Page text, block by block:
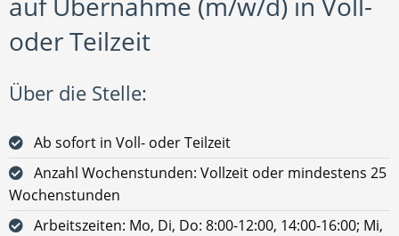
oder Teilzeit
Über die Stelle:
Ab sofort in Voll- oder Teilzeit
Anzahl Wochenstunden: Vollzeit oder mindestens 25
Wochenstunden
Arbeitszeiten: Mo, Di, Do: 8:00-12:00, 14:00-16:00; Mi,